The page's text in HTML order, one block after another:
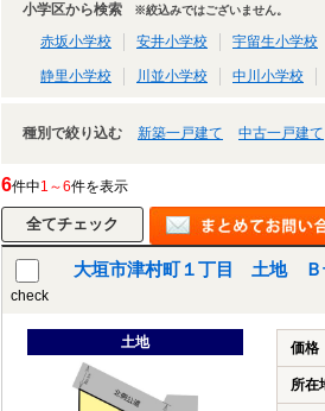
小学区から検索 ※絞込みではございません。
赤坂小学校 安井小学校 宇留生小学校
静里小学校 川並小学校 中川小学校
種別で絞り込む 新築一戸建て 中古一戸建て
6件中1～6件を表示
check
大垣市津村町１丁目 土地 Ｂ
土地 価格
所在